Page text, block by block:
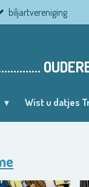
biljartvereniging
Wist u datjes